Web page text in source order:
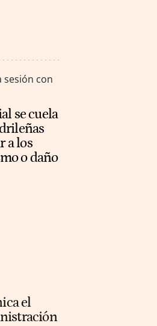
se cuela
a los
o daño
el